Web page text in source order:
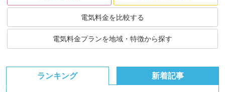
電気料金を比較する
電気料金プランを地域・特徴から探す
ランキング 新着記事